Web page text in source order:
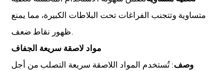
متساوية وتتجنب الفراغات تحت البلاطات الكبيرة، مما يمنع
ظهور نقاط ضعف.
مواد لاصقة سريعة الجفاف
وصف: تُستخدم المواد اللاصقة سريعة التصلب من أجل